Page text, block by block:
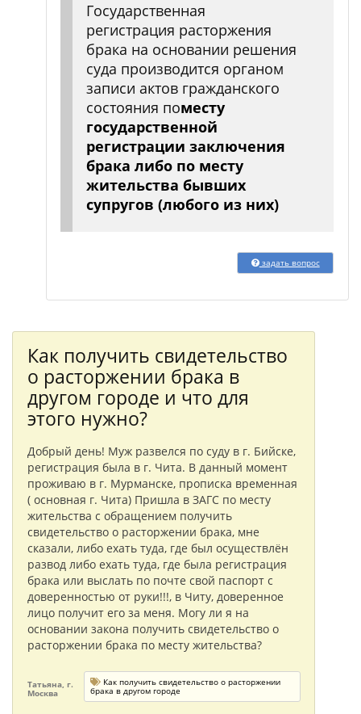
Государственная
регистрация расторжения
брака на основании решения
суда производится органом
записи актов гражданского
состояния поместу
государственной
регистрации заключения
брака либо по месту
жительства бывших
супругов (любого из них)
задать вопрос
Как получить свидетельство
о расторжении брака в
другом городе и что для
этого нужно?
Добрый день! Муж развелся по суду в г. Бийске,
регистрация была в г. Чита. В данный момент
проживаю в г. Мурманске, прописка временная
( основная г. Чита) Пришла в ЗАГС по месту
жительства с обращением получить
свидетельство о расторжении брака, мне
сказали, либо ехать туда, где был осуществлён
развод либо ехать туда, где была регистрация
брака или выслать по почте свой паспорт с
доверенностью от руки!!!, в Читу, доверенное
лицо получит его за меня. Могу ли я на
основании закона получить свидетельство о
расторжении брака по месту жительства?
Татьяна, г.
Москва
Как получить свидетельство о расторжении
брака в другом городе